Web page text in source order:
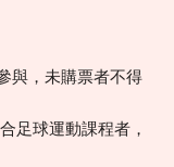
與，未購票者不得
足球運動課程者，